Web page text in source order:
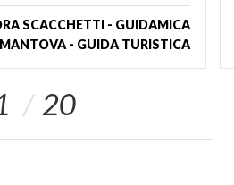
SCACCHETTI - GUIDAMICA
MANTOVA - GUIDA TURISTICA
20